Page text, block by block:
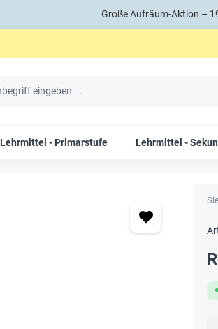
Große Aufräum-Aktion –
Lehrmittel - Primarstufe Lehrmittel -